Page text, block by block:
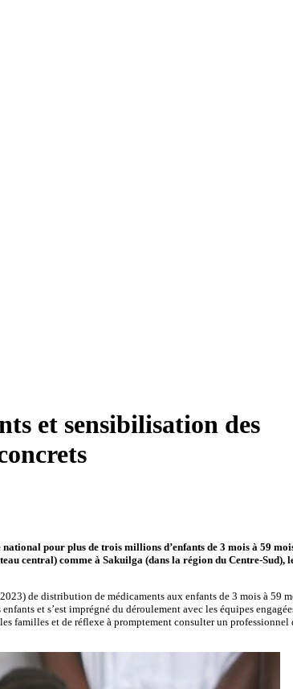
et sensibilisation des
pour plus de trois millions d’enfants de 3 mois à 59
central) comme à Sakuilga (dans la région du Centre-Sud),
de distribution de médicaments aux enfants de 3 mois à 59
et s’est imprégné du déroulement avec les équipes
familles et de réflexe à promptement consulter un professionnel